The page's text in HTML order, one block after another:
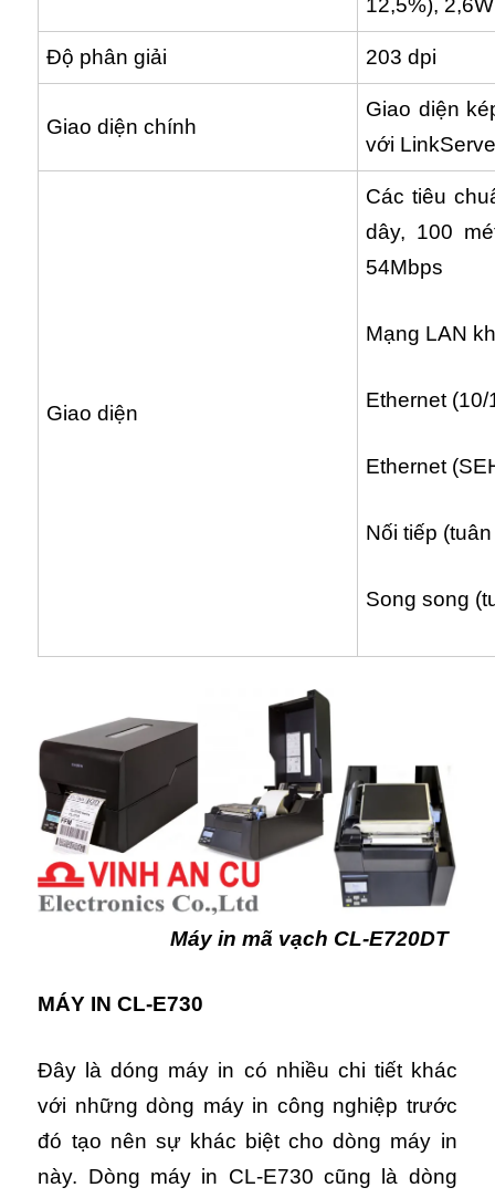
12,5%),
Độ phân giải 203 dpi
Giao diện chính
Giao diện
với
Giao diện
Các tiêu
dây, 100
54Mbps
Mạng LAN
Ethernet
Ethernet
Nối tiếp
Song song
Máy in mã vạch CL-E720DT
MÁY IN CL-E730
Đây là dóng máy in có nhiều chi tiết khác
với những dòng máy in công nghiệp trước
đó tạo nên sự khác biệt cho dòng máy in
này. Dòng máy in CL-E730 cũng là dòng